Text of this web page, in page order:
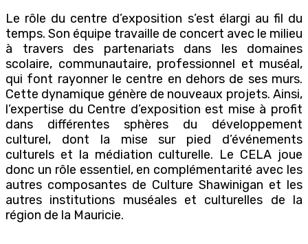
Le rôle du centre d’exposition s’est élargi au fil du
temps. Son équipe travaille de concert avec le milieu
à travers des partenariats dans les domaines
scolaire, communautaire, professionnel et muséal,
qui font rayonner le centre en dehors de ses murs.
Cette dynamique génère de nouveaux projets. Ainsi,
l’expertise du Centre d’exposition est mise à profit
dans différentes sphères du développement
culturel, dont la mise sur pied d’événements
culturels et la médiation culturelle. Le CELA joue
donc un rôle essentiel, en complémentarité avec les
autres composantes de Culture Shawinigan et les
autres institutions muséales et culturelles de la
région de la Mauricie.